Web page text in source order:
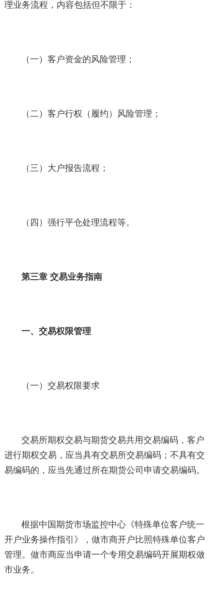
理业务流程，内容包括但不限于：
（一）客户资金的风险管理；
（二）客户行权（履约）风险管理；
（三）大户报告流程；
（四）强行平仓处理流程等。
第三章 交易业务指南
一、交易权限管理
（一）交易权限要求
交易所期权交易与期货交易共用交易编码，客户
进行期权交易，应当具有交易所交易编码；不具有交
易编码的，应当先通过所在期货公司申请交易编码。
根据中国期货市场监控中心《特殊单位客户统一
开户业务操作指引》，做市商开户比照特殊单位客户
管理。做市商应当申请一个专用交易编码开展期权做
市业务。